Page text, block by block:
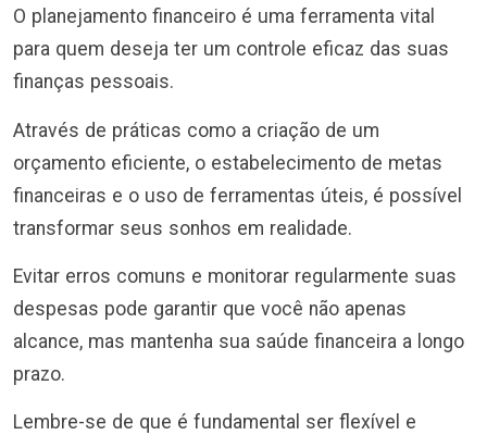
O planejamento financeiro é uma ferramenta vital
para quem deseja ter um controle eficaz das suas
finanças pessoais.
Através de práticas como a criação de um
orçamento eficiente, o estabelecimento de metas
financeiras e o uso de ferramentas úteis, é possível
transformar seus sonhos em realidade.
Evitar erros comuns e monitorar regularmente suas
despesas pode garantir que você não apenas
alcance, mas mantenha sua saúde financeira a longo
prazo.
Lembre-se de que é fundamental ser flexível e